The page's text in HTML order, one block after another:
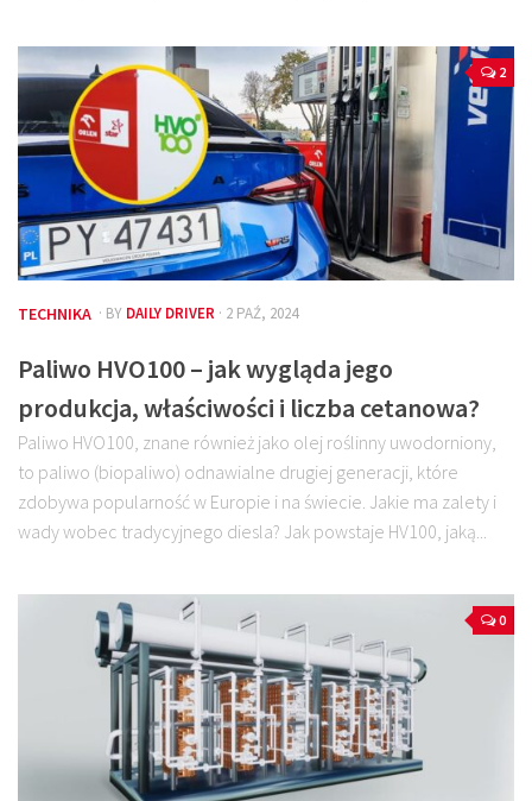
2
TECHNIKA · BY DAILY DRIVER · 2 PAŹ, 2024
Paliwo HVO100 – jak wygląda jego
produkcja, właściwości i liczba cetanowa?
Paliwo HVO100, znane również jako olej roślinny uwodorniony,
to paliwo (biopaliwo) odnawialne drugiej generacji, które
zdobywa popularność w Europie i na świecie. Jakie ma zalety i
wady wobec tradycyjnego diesla? Jak powstaje HV100, jaką...
0